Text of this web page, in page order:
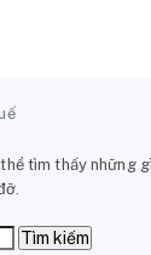
tìm thấy những